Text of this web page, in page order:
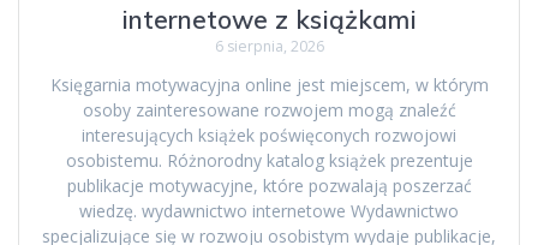
internetowe z książkami
6 sierpnia, 2026
Księgarnia motywacyjna online jest miejscem, w którym
osoby zainteresowane rozwojem mogą znaleźć
interesujących książek poświęconych rozwojowi
osobistemu. Różnorodny katalog książek prezentuje
publikacje motywacyjne, które pozwalają poszerzać
wiedzę. wydawnictwo internetowe Wydawnictwo
specjalizujące się w rozwoju osobistym wydaje publikacje,